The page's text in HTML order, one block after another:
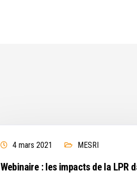
4 mars 2021 MESRI
Webinaire : les impacts de la LPR